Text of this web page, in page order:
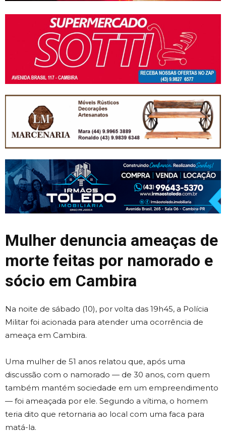
Mulher denuncia ameaças de
morte feitas por namorado e
sócio em Cambira
Na noite de sábado (10), por volta das 19h45, a Polícia
Militar foi acionada para atender uma ocorrência de
ameaça em Cambira.
Uma mulher de 51 anos relatou que, após uma
discussão com o namorado — de 30 anos, com quem
também mantém sociedade em um empreendimento
— foi ameaçada por ele. Segundo a vítima, o homem
teria dito que retornaria ao local com uma faca para
matá-la.